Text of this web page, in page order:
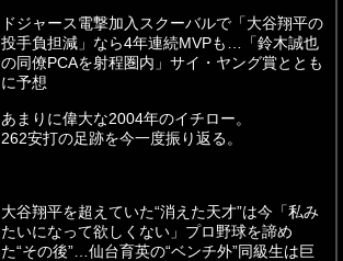
ドジャース電撃加入スクーバルで「大谷翔平の
投手負担減」なら4年連続MVPも…「鈴木誠也
の同僚PCAを射程圏内」サイ・ヤング賞ととも
に予想
あまりに偉大な2004年のイチロー。
262安打の足跡を今一度振り返る。
大谷翔平を超えていた“消えた天才”は今「私み
たいになって欲しくない」プロ野球を諦め
た“その後”…仙台育英の“ベンチ外”同級生は巨